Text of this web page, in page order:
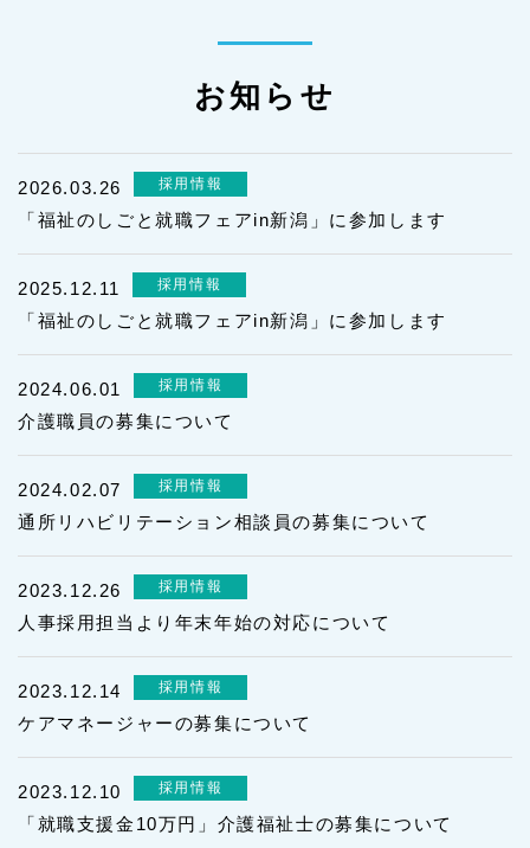
入院費等の未収金の回収業務委託について
入院日の様子(一例)
看護部長挨拶 看護部 医療保険病棟
CT・X線室／検査室
介護医療院
介護医療院への転換について
黒埼病院介護医療院の特徴 Q&A
居宅介護支援事業所
介護支援専門員(ケアマネジャー)のご紹介
お知らせ
2026.03.26 採用情報
「福祉のしごと就職フェアin新潟」に参加します
2025.12.11 採用情報
「福祉のしごと就職フェアin新潟」に参加します
2024.06.01 採用情報
介護職員の募集について
2024.02.07 採用情報
通所リハビリテーション相談員の募集について
2023.12.26 採用情報
人事採用担当より年末年始の対応について
2023.12.14 採用情報
ケアマネージャーの募集について
2023.12.10 採用情報
「就職支援金10万円」介護福祉士の募集について